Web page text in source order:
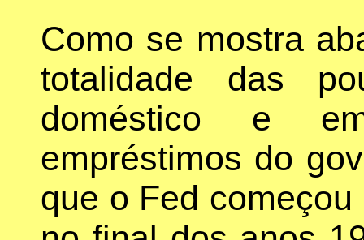
Como se mostra
totalidade das
doméstico e
empréstimos do
que o Fed